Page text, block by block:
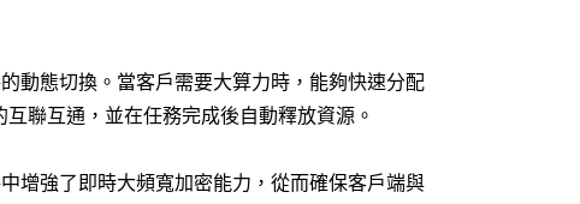
動態切換。當客戶需要大算力時，能夠快速分配
聯互通，並在任務完成後自動釋放資源。
增強了即時大頻寬加密能力，從而確保客戶端與